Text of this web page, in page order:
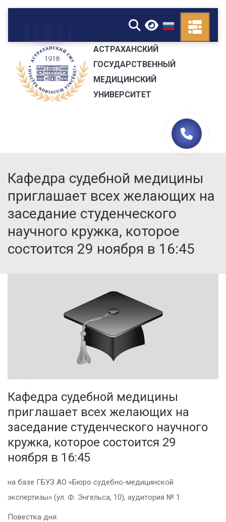
▼
АСТРАХАНСКИЙ
ГОСУДАРСТВЕННЫЙ
МЕДИЦИНСКИЙ
УНИВЕРСИТЕТ
Кафедра судебной медицины
приглашает всех желающих на
заседание студенческого
научного кружка, которое
состоится 29 ноября в 16:45
Кафедра судебной медицины
приглашает всех желающих на
заседание студенческого научного
кружка, которое состоится 29
ноября в 16:45
на базе ГБУЗ АО «Бюро судебно-медицинской
экспертизы» (ул. Ф. Энгельса, 10), аудитория № 1.
Повестка дня: